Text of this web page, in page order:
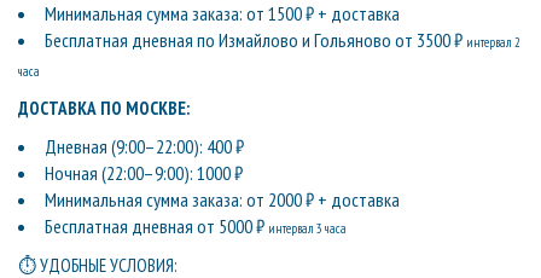
Минимальная сумма заказа: от 1500 ₽ + доставка
Бесплатная дневная по Измайлово и Гольяново от 3500 ₽ интервал 2
часа
ДОСТАВКА ПО МОСКВЕ:
Дневная (9:00–22:00): 400 ₽
Ночная (22:00–9:00): 1000 ₽
Минимальная сумма заказа: от 2000 ₽ + доставка
Бесплатная дневная от 5000 ₽ интервал 3 часа
⏱ УДОБНЫЕ УСЛОВИЯ: